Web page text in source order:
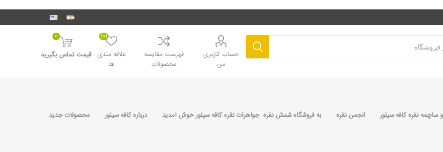
حساب کاربری
من
فهرست مقایسه
محصولات
علاقه مندی
ها
(0)
0
قیمت تماس بگیرید
نقره کافه سیلور انجمن نقره به فروشگاه شمش نقره جواهرات نقره کافه سیلور خوش آمدید درباره کافه سیلور محصولات جدید